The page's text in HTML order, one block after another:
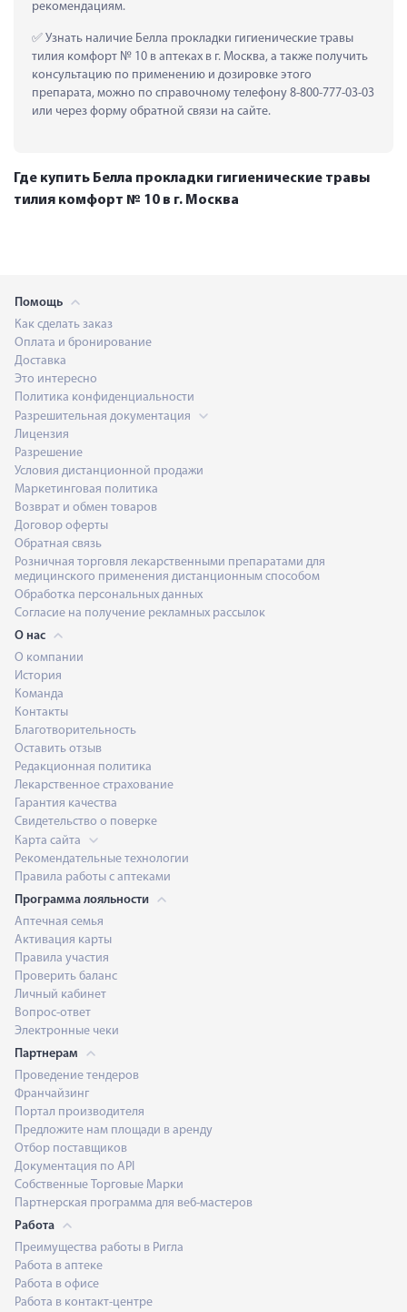
рекомендациям.
Узнать наличие Белла прокладки гигиенические травы
тилия комфорт № 10 в аптеках в г. Москва, а также получить
консультацию по применению и дозировке этого
препарата, можно по справочному телефону 8-800-777-03-03
или через форму обратной связи на сайте.
Где купить Белла прокладки гигиенические травы
тилия комфорт № 10 в г. Москва
Помощь
Как сделать заказ
Оплата и бронирование
Доставка
Это интересно
Политика конфиденциальности
Разрешительная документация
Лицензия
Разрешение
Условия дистанционной продажи
Маркетинговая политика
Возврат и обмен товаров
Договор оферты
Обратная связь
Розничная торговля лекарственными препаратами для
медицинского применения дистанционным способом
Обработка персональных данных
Согласие на получение рекламных рассылок
О нас
О компании
История
Команда
Контакты
Благотворительность
Оставить отзыв
Редакционная политика
Лекарственное страхование
Гарантия качества
Свидетельство о поверке
Карта сайта
Рекомендательные технологии
Правила работы с аптеками
Программа лояльности
Аптечная семья
Активация карты
Правила участия
Проверить баланс
Личный кабинет
Вопрос-ответ
Электронные чеки
Партнерам
Проведение тендеров
Франчайзинг
Портал производителя
Предложите нам площади в аренду
Отбор поставщиков
Документация по API
Собственные Торговые Марки
Партнерская программа для веб-мастеров
Работа
Преимущества работы в Ригла
Работа в аптеке
Работа в офисе
Работа в контакт-центре